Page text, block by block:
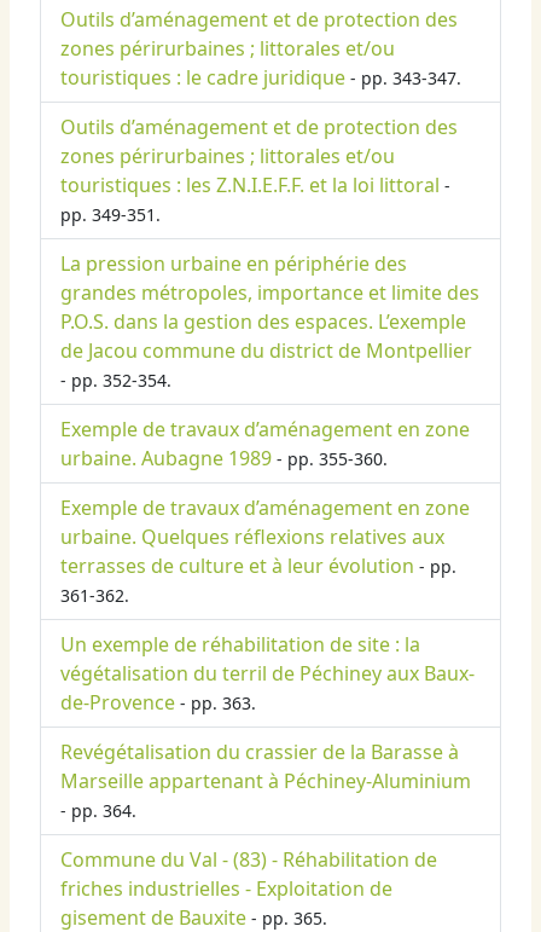
Outils d’aménagement et de protection des
zones périrurbaines ; littorales et/ou
touristiques : le cadre juridique - pp. 343-347.
Outils d’aménagement et de protection des
zones périrurbaines ; littorales et/ou
touristiques : les Z.N.I.E.F.F. et la loi littoral -
pp. 349-351.
La pression urbaine en périphérie des
grandes métropoles, importance et limite des
P.O.S. dans la gestion des espaces. L’exemple
de Jacou commune du district de Montpellier
- pp. 352-354.
Exemple de travaux d’aménagement en zone
urbaine. Aubagne 1989 - pp. 355-360.
Exemple de travaux d’aménagement en zone
urbaine. Quelques réflexions relatives aux
terrasses de culture et à leur évolution - pp.
361-362.
Un exemple de réhabilitation de site : la
végétalisation du terril de Péchiney aux Baux-
de-Provence - pp. 363.
Revégétalisation du crassier de la Barasse à
Marseille appartenant à Péchiney-Aluminium
- pp. 364.
Commune du Val - (83) - Réhabilitation de
friches industrielles - Exploitation de
gisement de Bauxite - pp. 365.